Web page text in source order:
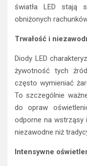
światła LED stają
obniżonych
Trwałość i
Diody LED
żywotność tych
często wymieniać
To szczególnie
do opraw
odporne na wstrząsy
niezawodne niż
Intensywne